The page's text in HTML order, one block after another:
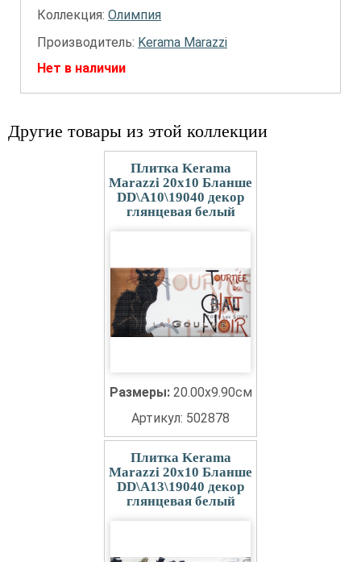
Коллекция: Олимпия
Производитель: Kerama Marazzi
Нет в наличии
Другие товары из этой коллекции
Плитка Kerama
Marazzi 20x10 Бланше
DD\A10\19040 декор
глянцевая белый
Размеры: 20.00x9.90см
Артикул: 502878
Плитка Kerama
Marazzi 20x10 Бланше
DD\A13\19040 декор
глянцевая белый